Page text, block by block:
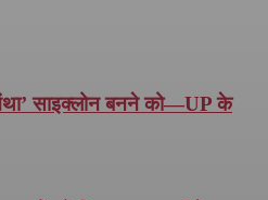
साइक्लोन बनने को—UP के